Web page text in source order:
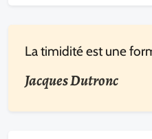
La timidité est une
Jacques Dutronc